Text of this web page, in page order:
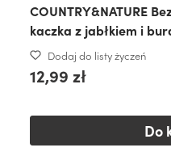
COUNTRY&NATURE
kaczka z jabłkiem i
Dodaj do listy życzeń
12,99 zł
Do